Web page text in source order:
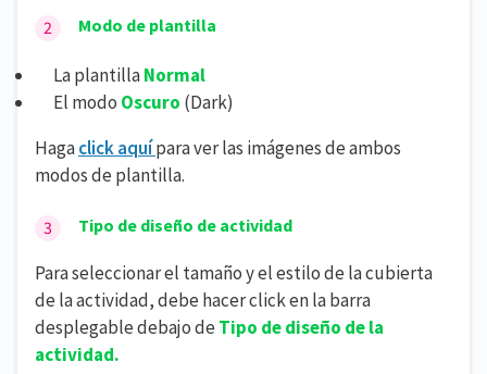
Modo de plantilla
La plantillaNormal
El modo Oscuro (Dark)
Hagaclick aquípara ver las imágenes de ambos
modos de plantilla.
Tipo de diseño de actividad
Para seleccionar el tamaño y el estilo de la cubierta
de la actividad, debe hacer click en la barra
desplegable debajo de Tipo de diseño de la
actividad.